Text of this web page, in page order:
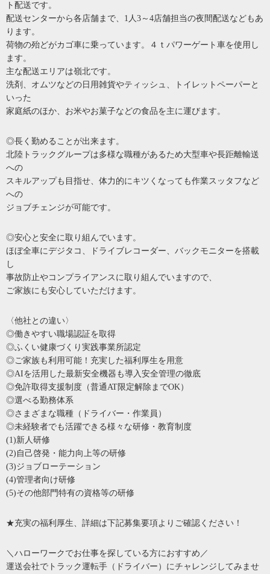
ト配送です。
配送センターから各店舗まで、1人3～4店舗担当の夜間配送などもあ
ります。
荷物の殆どがカゴ車に乗っています。４ｔパワーゲート車を使用し
ます。
主な配送エリアは嶺北です。
洗剤、オムツなどの日用雑貨やティッシュ、トイレットペーパーと
いった
家庭紙のほか、お米やお菓子などの食品を主に運びます。
◎長く勤めることが出来ます。
北陸トラックグループは多様な職種があるため大型車や長距離輸送
への
スキルアップも目指せ、体力的にキツくなっても作業スッタフなど
への
ジョブチェンジが可能です。
◎安心と安全に取り組んでいます。
ほぼ全車にデジタコ、ドライブレコーダー、バックモニターを搭載
し
事故防止やコンプライアンスに取り組んでいますので、
ご家族にも安心していただけます。
〈他社との違い〉
◎働きやすい職場認証を取得
◎ふくい健康づくり実践事業所認定
◎ご家族も利用可能！充実した福利厚生を用意
◎AIを活用した最新安全機器も導入安全管理の徹底
◎免許取得支援制度（普通AT限定解除までOK）
◎選べる勤務体系
◎さまざまな職種（ドライバー・作業員）
◎未経験者でも活躍できる様々な研修・教育制度
(1)新人研修
(2)自己啓発・能力向上等の研修
(3)ジョブローテーション
(4)管理者向け研修
(5)その他部門特有の資格等の研修
★充実の福利厚生、詳細は下記募集要項よりご確認ください！
＼ハローワークでお仕事を探している方におすすめ／
運送会社でトラック運転手（ドライバー）にチャレンジしてみませ